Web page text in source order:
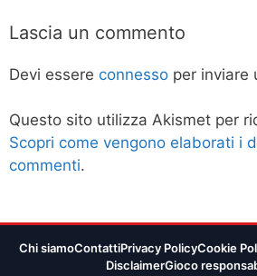
Lascia un commento
Devi essere connesso per inviare
Questo sito utilizza Akismet per
Scopri come vengono elaborati i
commenti.
Chi siamoContattiPrivacy PolicyCookie
DisclaimerGioco